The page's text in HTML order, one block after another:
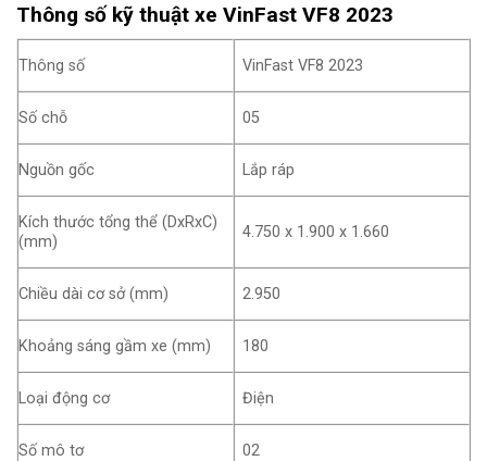
Thông số kỹ thuật xe VinFast VF8 2023
Thông số VinFast VF8 2023
Số chỗ 05
Nguồn gốc Lắp ráp
Kích thước tổng thể (DxRxC)
(mm)
4.750 x 1.900 x 1.660
Chiều dài cơ sở (mm) 2.950
Khoảng sáng gầm xe (mm) 180
Loại động cơ Điện
Số mô tơ 02